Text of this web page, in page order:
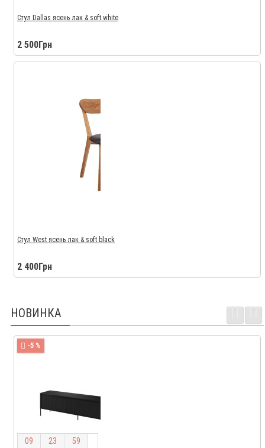
Стул Dallas ясень лак & soft white
2 500Грн
Стул West ясень лак & soft black
2 400Грн
НОВИНКА
-5 %
09 23 59